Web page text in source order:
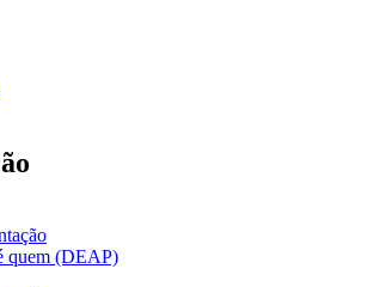
quem (DEAP)